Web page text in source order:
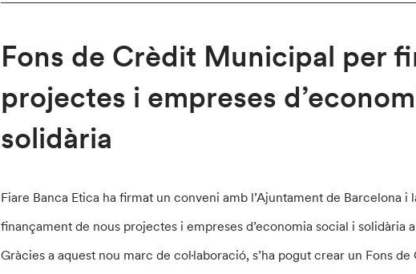
Fons de Crèdit Municipal per
projectes i empreses
solidària
Fiare Banca Etica ha firmat un conveni amb l’Ajuntament de Barcelona
finançament de nous projectes i empreses d’economia social i solidària
Gràcies a aquest nou marc de col·laboració, s’ha pogut crear un Fons